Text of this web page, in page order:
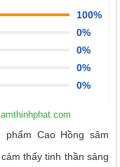
100%
0%
0%
0%
0%
Cao Hồng sâm
thấy tinh thần sảng